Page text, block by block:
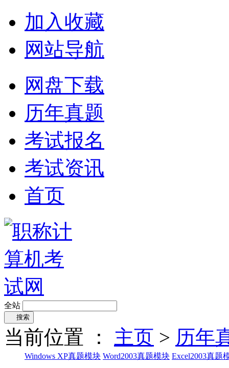
加入收藏
网站导航
网盘下载
历年真题
考试报名
考试资讯
首页
全站
搜索
当前位置 ： 主页 > 历年
Windows XP真题模块 Word2003真题模块 Excel2003真题